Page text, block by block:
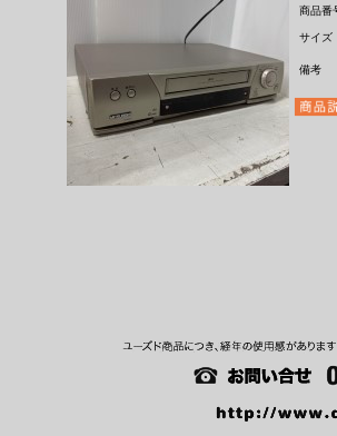
商品番
サイズ
備考